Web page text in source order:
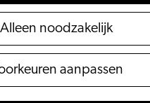
Alleen noodzakelijk
aanpassen